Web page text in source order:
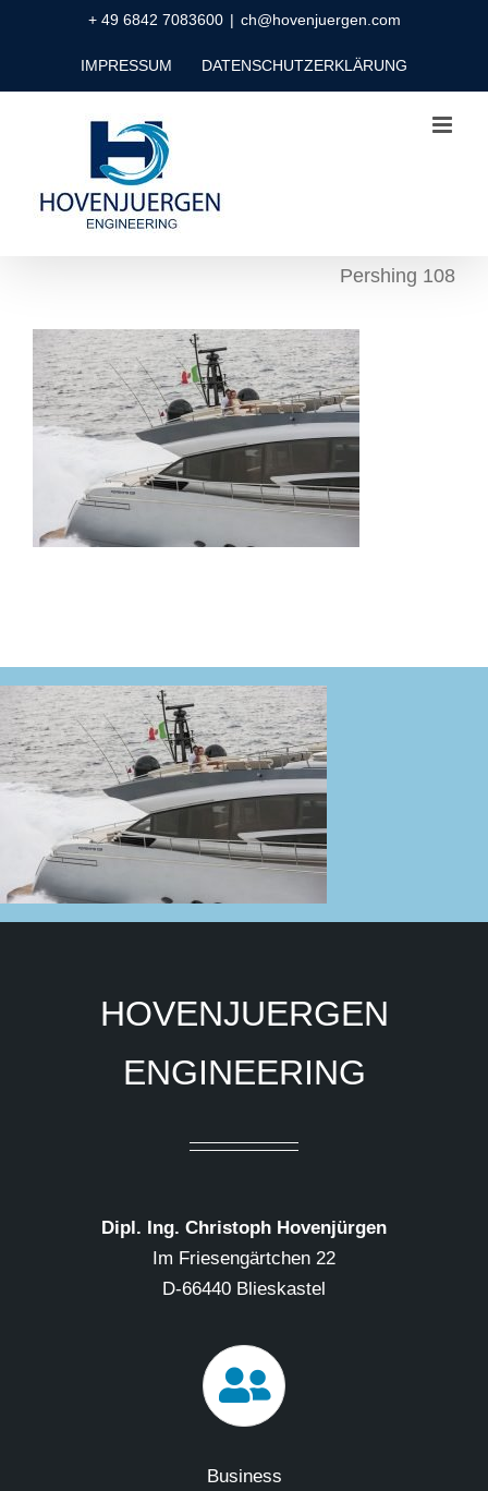
+ 49 6842 7083600 | ch@hovenjuergen.com
IMPRESSUM DATENSCHUTZERKLÄRUNG
Pershing 108
HOVENJUERGEN
ENGINEERING
Dipl. Ing. Christoph Hovenjürgen
Im Friesengärtchen 22
D-66440 Blieskastel
Business